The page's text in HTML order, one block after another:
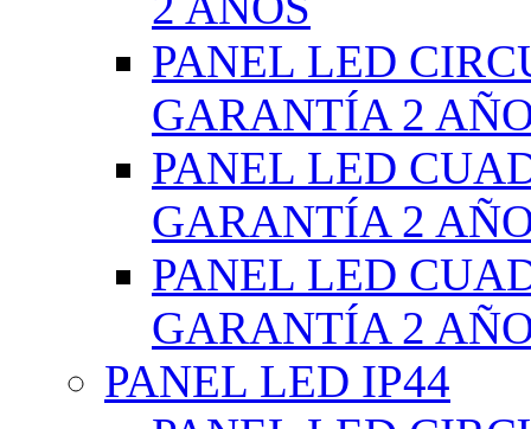
PANEL LED
GARANTÍA 2
PANEL LED
GARANTÍA 2
PANEL LED
GARANTÍA 2
PANEL LED IP44